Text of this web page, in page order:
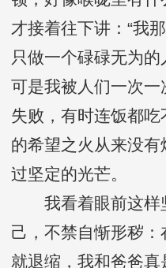
才接着往下讲：“我
只做一个碌碌无为的
可是我被人们一次
失败，有时连饭都
的希望之火从来没有
过坚定的光芒。
我看着眼前这样
己，不禁自惭形秽
就退缩，我和爸爸真